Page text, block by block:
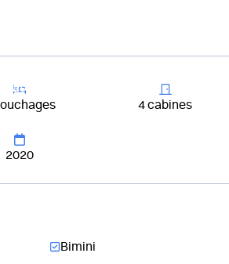
bateau
4 cabines
2020
Bimini